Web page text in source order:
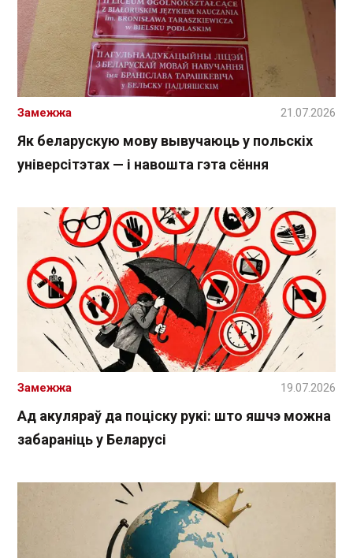
Як беларускую мову вывучаюць у польскіх
універсітэтах — і навошта гэта сёння
Замежжа 21.07.2026
Ад акуляраў да поціску рукі: што яшчэ можна
забараніць у Беларусі
Замежжа 19.07.2026